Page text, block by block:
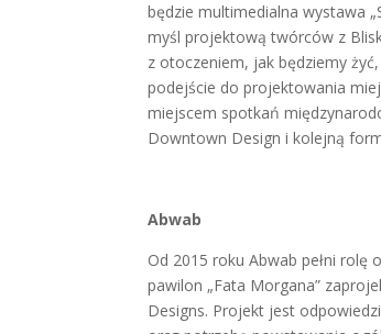
będzie multimedialna wystawa
myśl projektową twórców z
z otoczeniem, jak będziemy
podejście do projektowania
miejscem spotkań
Downtown Design i kolejną
Abwab
Od 2015 roku Abwab pełni
pawilon „Fata Morgana”
Designs. Projekt jest